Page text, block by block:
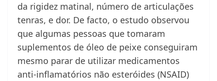
da rigidez matinal, número de articulações
tenras, e dor. De facto, o estudo observou
que algumas pessoas que tomaram
suplementos de óleo de peixe conseguiram
mesmo parar de utilizar medicamentos
anti-inflamatórios não esteróides (NSAID)